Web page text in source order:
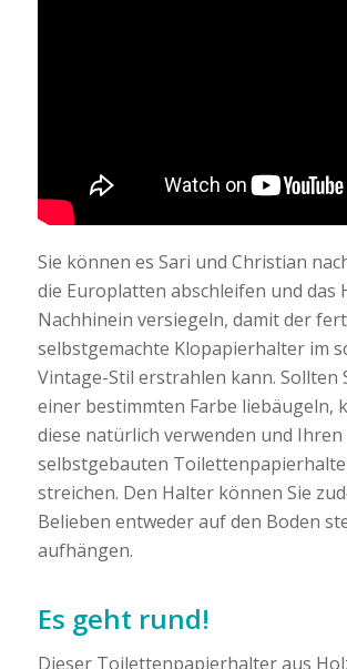
Sie können es Sari und Christian
die Europlatten abschleifen und das
Nachhinein versiegeln, damit der
selbstgemachte Klopapierhalter im
Vintage-Stil erstrahlen kann. Sollten
einer bestimmten Farbe liebäugeln,
diese natürlich verwenden und Ihren
selbstgebauten
streichen. Den Halter können Sie
Belieben entweder auf den Boden
aufhängen.
Es geht rund!
Dieser Toilettenpapierhalter aus